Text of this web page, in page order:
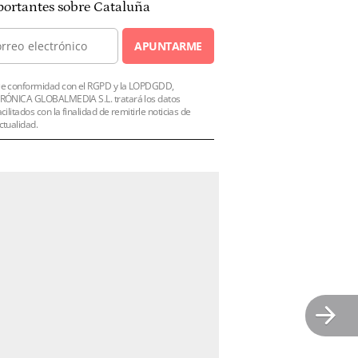
sobre Cataluña
APUNTARME
conformidad con el RGPD y la LOPDGDD,
GLOBALMEDIA S.L. tratará los datos
con la finalidad de remitirle noticias de